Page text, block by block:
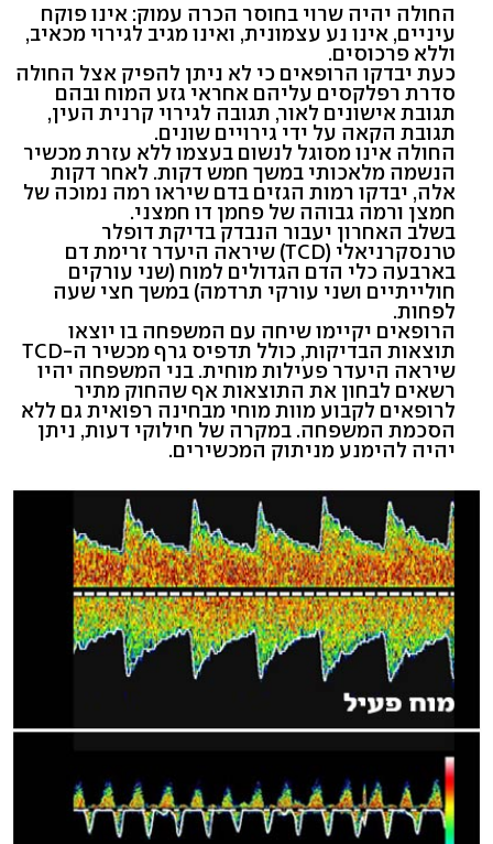
החולה יהיה שרוי בחוסר הכרה עמוק: אינו פוקח
עיניים, אינו נע עצמונית, ואינו מגיב לגירוי מכאיב,
וללא פרכוסים.
כעת יבדקו הרופאים כי לא ניתן להפיק אצל החולה
סדרת רפלקסים עליהם אחראי גזע המוח ובהם
תגובת אישונים לאור, תגובה לגירוי קרנית העין,
תגובת הקאה על ידי גירויים שונים.
החולה אינו מסוגל לנשום בעצמו ללא עזרת מכשיר
הנשמה מלאכותי במשך חמש דקות. לאחר דקות
אלה, יבדקו רמות הגזים בדם שיראו רמה נמוכה של
חמצן ורמה גבוהה של פחמן דו חמצני.
בשלב האחרון יעבור הנבדק בדיקת דופלר
טרנסקרניאלי (TCD) שיראה היעדר זרימת דם
בארבעה כלי הדם הגדולים למוח (שני עורקים
חולייתיים ושני עורקי תרדמה) במשך חצי שעה
לפחות.
הרופאים יקיימו שיחה עם המשפחה בו יוצאו
תוצאות הבדיקות, כולל תדפיס גרף מכשיר ה-TCD
שיראה היעדר פעילות מוחית. בני המשפחה יהיו
רשאים לבחון את התוצאות אף שהחוק מתיר
לרופאים לקבוע מוות מוחי מבחינה רפואית גם ללא
הסכמת המשפחה. במקרה של חילוקי דעות, ניתן
יהיה להימנע מניתוק המכשירים.